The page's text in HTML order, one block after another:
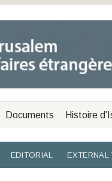
Documents Histoire
EDITORIAL EXTERNAL